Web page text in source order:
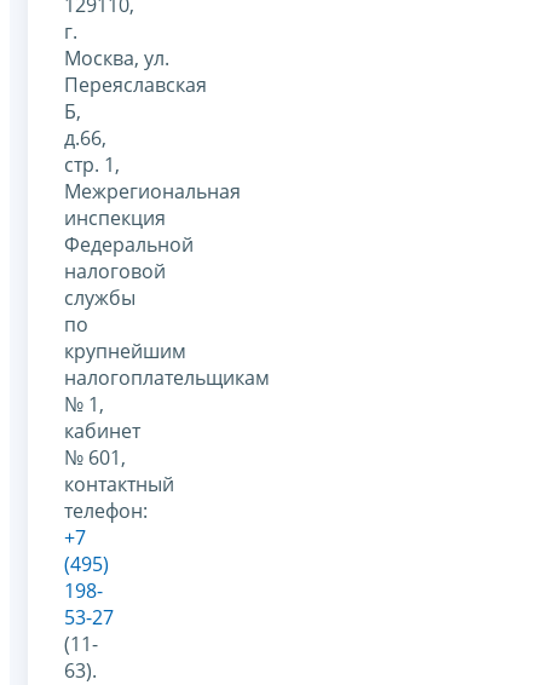
г.
Москва, ул.
Переяславская
Б,
д.66,
стр. 1,
Межрегиональная
инспекция
Федеральной
налоговой
службы
по
крупнейшим
налогоплательщикам
№ 1,
кабинет
№ 601,
контактный
телефон:
+7
(495)
198-
53-27
(11-
63).